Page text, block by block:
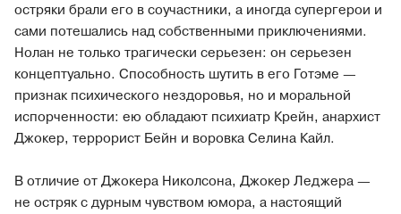
остряки брали его в соучастники, а иногда супергерои и
сами потешались над собственными приключениями.
Нолан не только трагически серьезен: он серьезен
концептуально. Способность шутить в его Готэме —
признак психического нездоровья, но и моральной
испорченности: ею обладают психиатр Крейн, анархист
Джокер, террорист Бейн и воровка Селина Кайл.
В отличие от Джокера Николсона, Джокер Леджера —
не остряк с дурным чувством юмора, а настоящий